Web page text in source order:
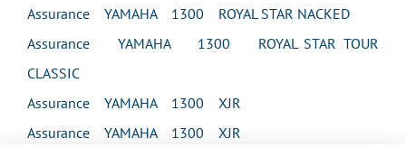
Assurance YAMAHA 1300 ROYAL STAR NACKED
Assurance YAMAHA 1300 ROYAL STAR TOUR
CLASSIC
Assurance YAMAHA 1300 XJR
Assurance YAMAHA 1300 XJR